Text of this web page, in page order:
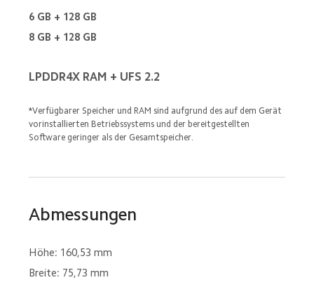
6 GB + 128 GB
8 GB + 128 GB
LPDDR4X RAM + UFS 2.2
*Verfügbarer Speicher und RAM sind aufgrund des auf dem Gerät
vorinstallierten Betriebssystems und der bereitgestellten
Software geringer als der Gesamtspeicher.
Abmessungen
Höhe: 160,53 mm
Breite: 75,73 mm